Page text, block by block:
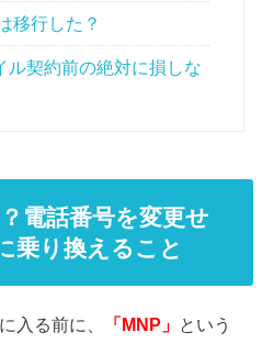
移行した？
ル契約前の絶対に損しな
電話番号を変更せ
乗り換えること
入る前に、 「MNP」 という